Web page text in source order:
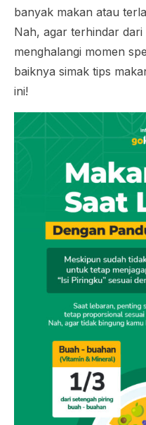
banyak makan atau
Nah, agar terhindar
menghalangi momen
baiknya simak tips
ini!